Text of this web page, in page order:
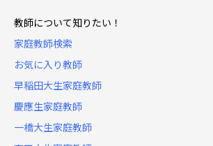
教師について知りたい！
家庭教師検索
お気に入り教師
早稲田大生家庭教師
慶應生家庭教師
一橋大生家庭教師